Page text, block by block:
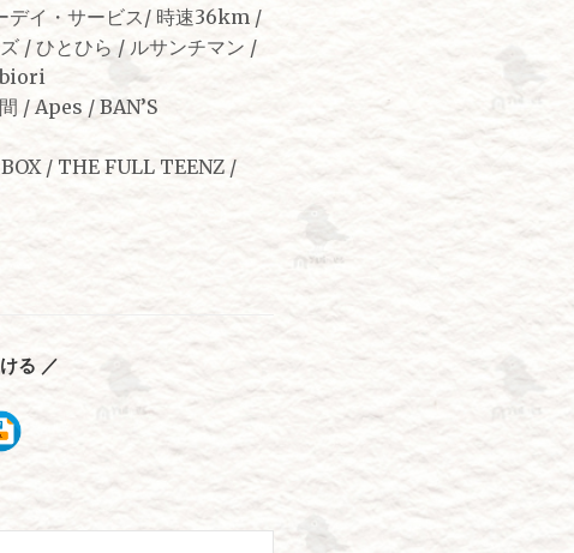
デイ・サービス/ 時速36km /
/ ひとひら / ルサンチマン /
/ Apes / BAN’S
/ THE FULL TEENZ /
る ／